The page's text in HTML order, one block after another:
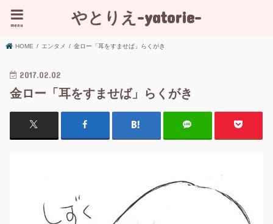
やとりえ-yatorie-
menu
HOME エンタメ 金ロー「耳をすませば」らくがき
2017.02.02
金ロー「耳をすませば」らくがき